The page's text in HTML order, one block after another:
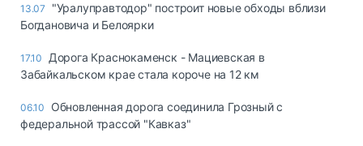
Топливо, масла и
автохимия
13.07
"Уралуправтодор" построит новые обходы вблизи
Богдановича и Белоярки
17.10
Дорога Краснокаменск - Мациевская в
Забайкальском крае стала короче на 12 км
06.10
Обновленная дорога соединила Грозный с
федеральной трассой "Кавказ"